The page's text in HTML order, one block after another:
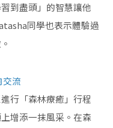
到盡頭」的智慧讓他
同學也表示體驗過
交流
行「森林療癒」行程
增添一抹風采。在森